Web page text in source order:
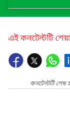
এই কনটেন্টটি
কনটেন্টটি শেষ